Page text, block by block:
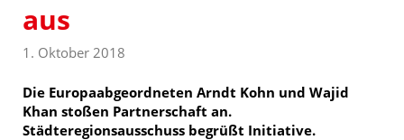
aus
1. Oktober 2018
Die Europaabgeordneten Arndt Kohn und Wajid
Khan stoßen Partnerschaft an.
Städteregionsausschuss begrüßt Initiative.